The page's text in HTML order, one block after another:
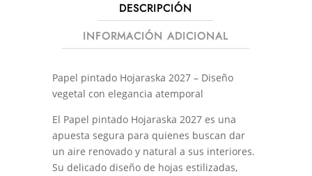
DESCRIPCIÓN
INFORMACIÓN ADICIONAL
Papel pintado Hojaraska 2027 – Diseño
vegetal con elegancia atemporal
El Papel pintado Hojaraska 2027 es una
apuesta segura para quienes buscan dar
un aire renovado y natural a sus interiores.
Su delicado diseño de hojas estilizadas,